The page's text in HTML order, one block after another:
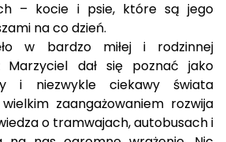
– kocie i psie, które są jego
na co dzień.
w bardzo miłej i rodzinnej
Marzyciel dał się poznać jako
i niezwykle ciekawy świata
zaangażowaniem rozwija
o tramwajach, autobusach i